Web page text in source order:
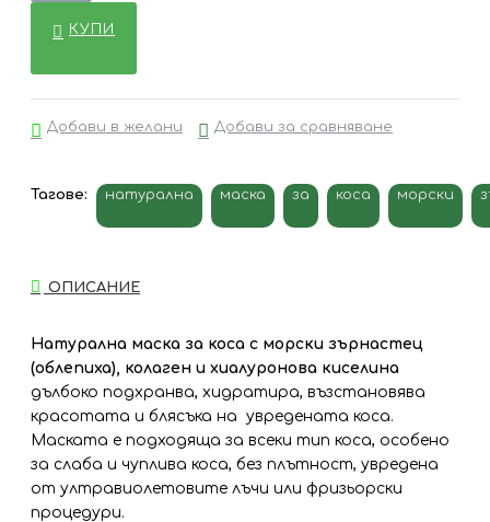
КУПИ
Добави в желани Добави за сравняване
Тагове: натурална маска за коса морски
ОПИСАНИЕ
Натурална маска за коса с морски зърнастец
(облепиха), колаген и хиалуронова киселина
дълбоко подхранва, хидратира, възстановява
красотата и блясъка на увредената коса.
Маската е подходяща за всеки тип коса, особено
за слаба и чуплива коса, без плътност, увредена
от ултравиолетовите лъчи или фризьорски
процедури.